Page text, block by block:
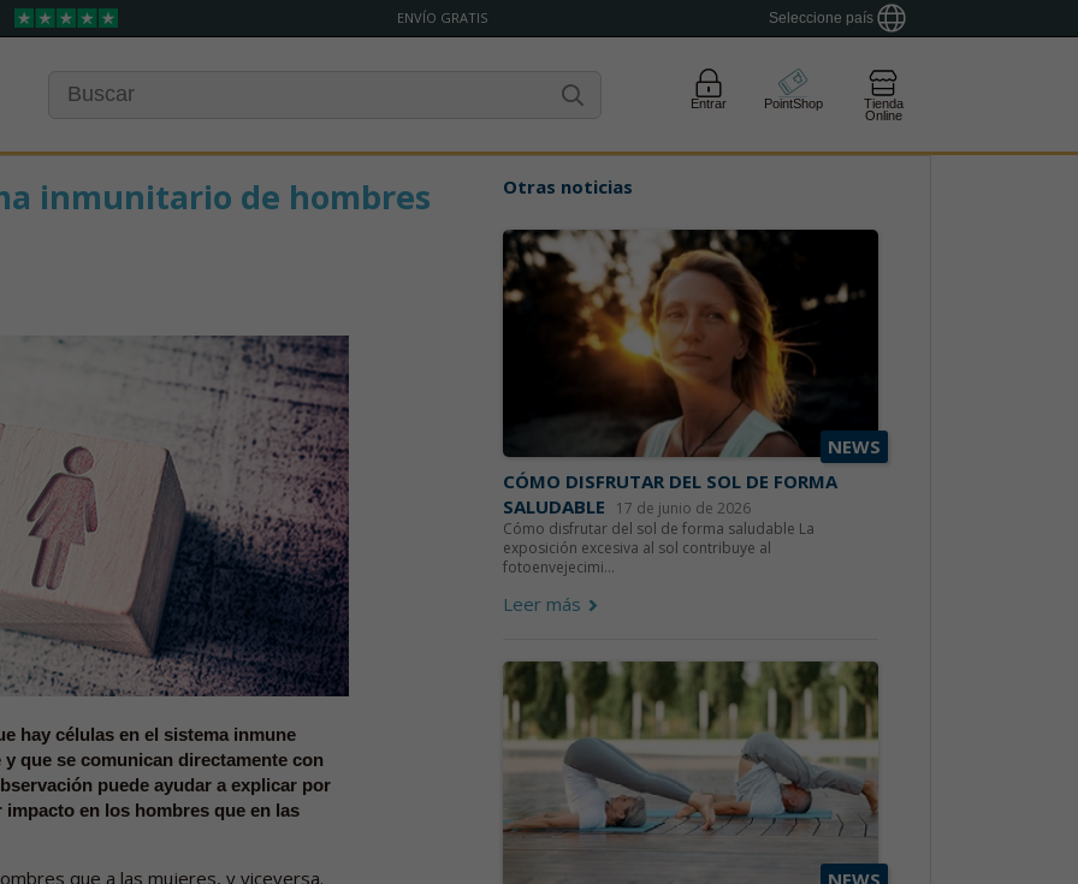
ENVÍO GRATIS Seleccione país
Entrar PointShop
Tienda
Online
inmunitario de hombres
hay células en el sistema inmune
que se comunican directamente con
puede ayudar a explicar por
en los hombres que en las
que a las mujeres, y viceversa.
Otras noticias
NEWS
CÓMO DISFRUTAR DEL SOL DE FORMA
SALUDABLE
17 de junio de 2026
Cómo disfrutar del sol de forma saludable La
exposición excesiva al sol contribuye al
fotoenvejecimi...
Leer más
NEWS